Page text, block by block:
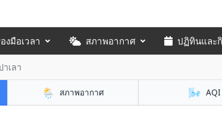
งมือเวลา สภาพอากาศ ปฏิทินและ
าเลา
🌦️ สภาพอากาศ 🌬️ AQI